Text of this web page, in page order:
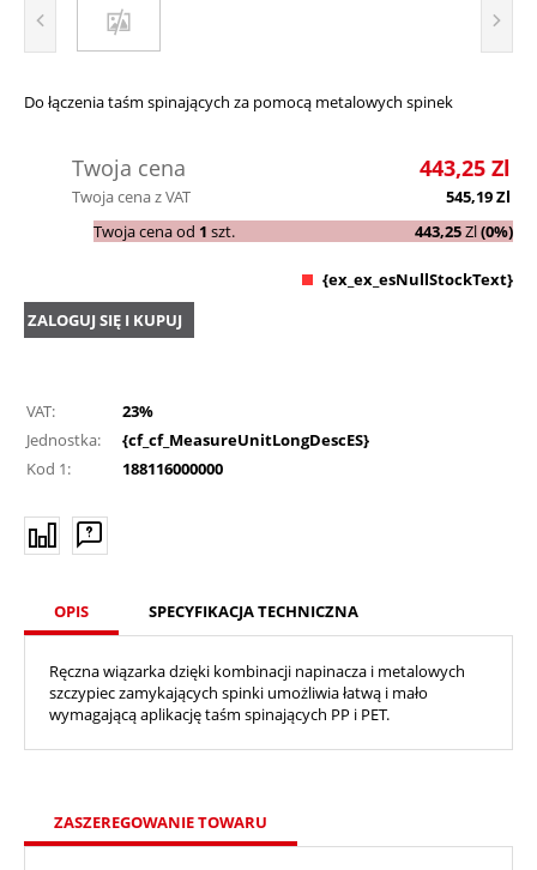
Do łączenia taśm spinających za pomocą metalowych spinek
Twoja cena 443,25 Zl
Twoja cena z VAT 545,19Zl
Twoja cena od 1 szt. 443,25Zl(0%)
{ex_ex_esNullStockText}
ZALOGUJ SIĘ I KUPUJ
VAT:
23%
Jednostka:
{cf_cf_MeasureUnitLongDescES}
Kod 1:
188116000000
OPIS SPECYFIKACJA TECHNICZNA
Ręczna wiązarka dzięki kombinacji napinacza i metalowych
szczypiec zamykających spinki umożliwia łatwą i mało
wymagającą aplikację taśm spinających PP i PET.
ZASZEREGOWANIE TOWARU